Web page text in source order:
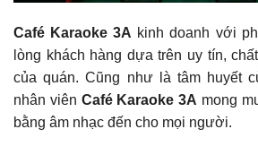
Café Karaoke 3A kinh doanh với
lòng khách hàng dựa trên uy tín,
của quán. Cũng như là tâm huyết
nhân viên Café Karaoke 3A mong
bằng âm nhạc đến cho mọi người.